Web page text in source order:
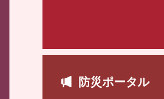
防災ポータル